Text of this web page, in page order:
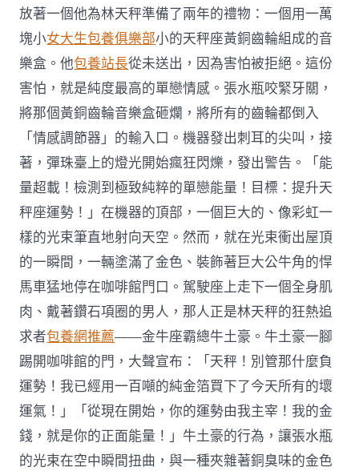
放著一個他為林天秤準備了兩年的禮物：一個用一萬
塊小女大生包養俱樂部小的天秤座黃銅齒輪組成的音
樂盒。他包養站長從未送出，因為害怕被拒絕。這份
害怕，就是純度最高的單戀情感。張水瓶咬緊牙關，
將那個黃銅齒輪音樂盒砸爛，將所有的齒輪都倒入
「情感調節器」的輸入口。機器發出刺耳的尖叫，接
著，彈珠臺上的燈光開始瘋狂閃爍，發出警告。「能
量超載！檢測到極致純粹的單戀能量！目標：提升天
秤座運勢！」在機器的頂部，一個巨大的、像彩虹一
樣的光束筆直地射向天空。然而，就在光束衝出屋頂
的一瞬間，一輛塗滿了金色、裝飾著巨大公牛角的悍
馬車猛地停在咖啡館門口。駕駛座上走下一個全身肌
肉、戴著鑽石項圈的男人，那人正是林天秤的狂熱追
求者包養網推薦——金牛座霸總牛土豪。牛土豪一腳
踢開咖啡館的門，大聲宣布：「天秤！別管那什麼負
運勢！我已經用一百噸的純金箔買下了今天所有的壞
運氣！」「從現在開始，你的運勢由我主宰！我的金
錢，就是你的正面能量！」牛土豪的行為，讓張水瓶
的光束在空中瞬間扭曲，與一種夾雜著銅臭味的金色